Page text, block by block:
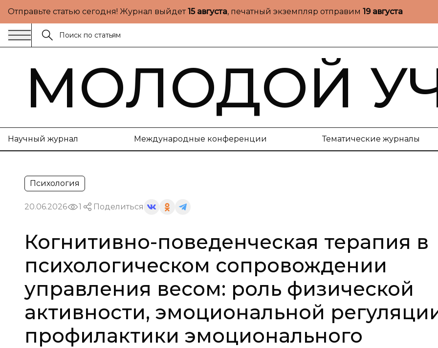
Отправьте статью сегодня! Журнал выйдет15 августа, печатный экземпляр отправим 19 августа
МОЛОДОЙ
Научный журнал Международные конференции Тематические журналы
Психология
20.06.2026 1 Поделиться
Когнитивно-поведенческая терапия в
психологическом сопровождении
управления весом: роль физической
активности, эмоциональной
профилактики эмоционального